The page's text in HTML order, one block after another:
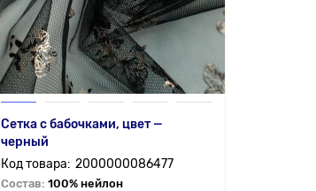
Сетка с бабочками, цвет —
черный
2000000086477
Состав: 100% нейлон